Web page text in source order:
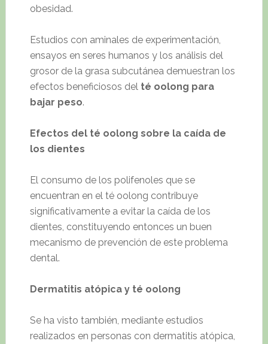
obesidad.
Estudios con aminales de experimentación,
ensayos en seres humanos y los análisis del
grosor de la grasa subcutánea demuestran los
efectos beneficiosos del té oolong para
bajar peso.
Efectos del té oolong sobre la caída de
los dientes
El consumo de los polifenoles que se
encuentran en el té oolong contribuye
significativamente a evitar la caída de los
dientes, constituyendo entonces un buen
mecanismo de prevención de este problema
dental.
Dermatitis atópica y té oolong
Se ha visto también, mediante estudios
realizados en personas con dermatitis atópica,